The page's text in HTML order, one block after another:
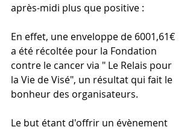
après-midi plus que positive :
En effet, une enveloppe de 6001,61€
a été récoltée pour la Fondation
contre le cancer via " Le Relais pour
la Vie de Visé", un résultat qui fait le
bonheur des organisateurs.
Le but étant d'offrir un évènement